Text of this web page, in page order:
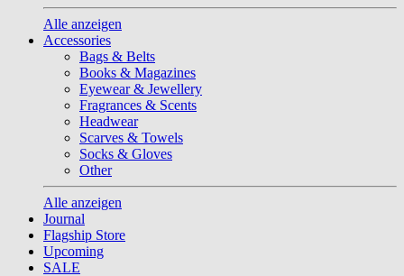
Alle anzeigen
Accessories
Bags & Belts
Books & Magazines
Eyewear & Jewellery
Fragrances & Scents
Headwear
Scarves & Towels
Socks & Gloves
Other
Alle anzeigen
Journal
Flagship Store
Upcoming
SALE